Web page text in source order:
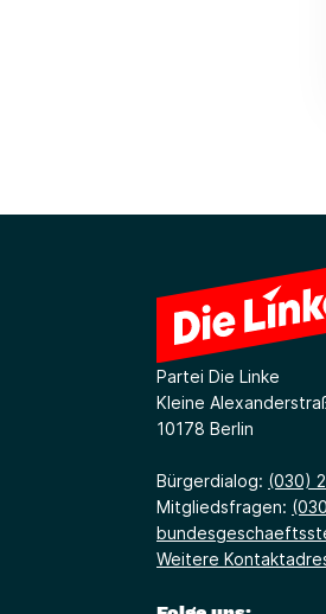
Partei Die Linke
Kleine
10178 Berlin
Bürgerdialog: (030)
Mitgliedsfragen:
Weitere